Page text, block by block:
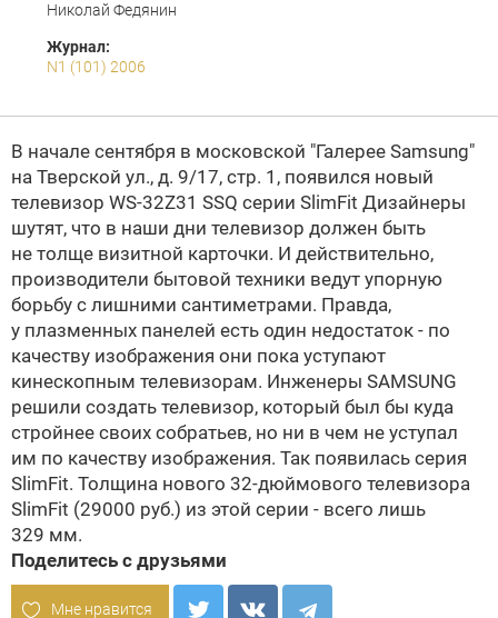
Николай Федянин
Журнал:
N1 (101) 2006
В начале сентября в московской "Галерее Samsung"
на Тверской ул., д. 9/17, стр. 1, появился новый
телевизор WS-32Z31 SSQ серии SlimFit Дизайнеры
шутят, что в наши дни телевизор должен быть
не толще визитной карточки. И действительно,
производители бытовой техники ведут упорную
борьбу с лишними сантиметрами. Правда,
у плазменных панелей есть один недостаток - по
качеству изображения они пока уступают
кинескопным телевизорам. Инженеры SAMSUNG
решили создать телевизор, который был бы куда
стройнее своих собратьев, но ни в чем не уступал
им по качеству изображения. Так появилась серия
SlimFit. Толщина нового 32-дюймового телевизора
SlimFit (29000 руб.) из этой серии - всего лишь
329 мм.
Поделитесь с друзьями
Мне нравится